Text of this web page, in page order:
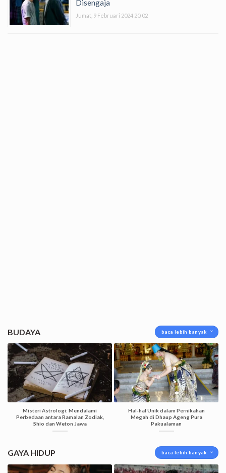
Disengaja
Jumat, 9 Februari 2024 20:02
BUDAYA baca lebih banyak
Misteri Astrologi: Mendalami
Perbedaan antara Ramalan Zodiak,
Shio dan Weton Jawa
Hal-hal Unik dalam Pernikahan
Megah di Dhaup Ageng Pura
Pakualaman
GAYA HIDUP baca lebih banyak